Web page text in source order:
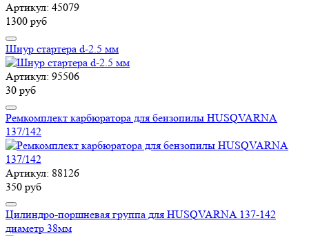
Артикул: 45079
1300 руб
Шнур стартера d-2.5 мм
Артикул: 95506
30 руб
Ремкомплект карбюратора для бензопилы HUSQVARNA
137/142
Артикул: 88126
350 руб
Цилиндро-поршневая группа для HUSQVARNA 137-142
диаметр 38мм